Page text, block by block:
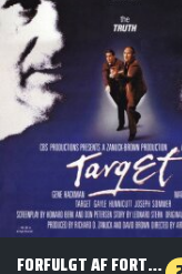
FORFULGT AF FORTIDEN